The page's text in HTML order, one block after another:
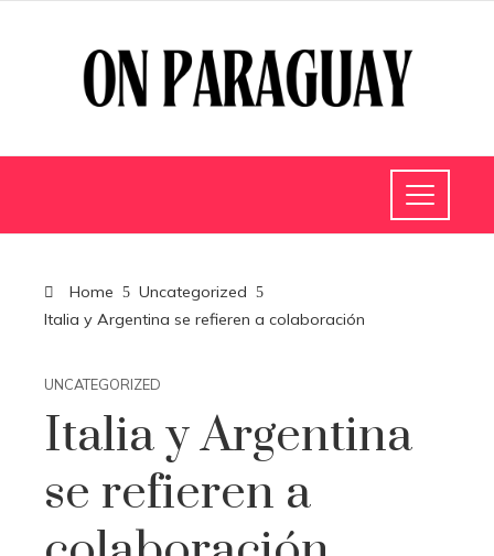
Home
Uncategorized
Italia y Argentina se refieren a colaboración
UNCATEGORIZED
Italia y Argentina
se refieren a